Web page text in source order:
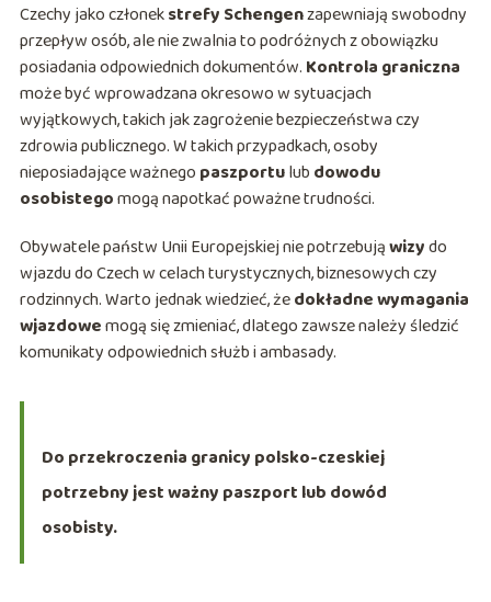
Czechy jako członekstrefy Schengenzapewniają swobodny
przepływ osób, ale nie zwalnia to podróżnych z obowiązku
posiadania odpowiednich dokumentów. Kontrola graniczna
może być wprowadzana okresowo w sytuacjach
wyjątkowych, takich jak zagrożenie bezpieczeństwa czy
zdrowia publicznego. W takich przypadkach, osoby
nieposiadające ważnego paszportulub dowodu
osobistegomogą napotkać poważne trudności.
Obywatele państw Unii Europejskiej nie potrzebująwizydo
wjazdu do Czech w celach turystycznych, biznesowych czy
rodzinnych. Warto jednak wiedzieć, żedokładne wymagania
wjazdowemogą się zmieniać, dlatego zawsze należy śledzić
komunikaty odpowiednich służb i ambasady.
Do przekroczenia granicy polsko-czeskiej
potrzebny jest ważny paszport lub dowód
osobisty.